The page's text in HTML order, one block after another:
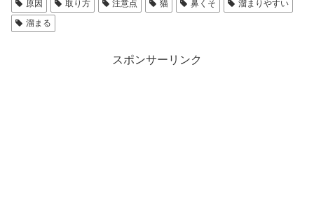
原因 取り方 注意点 猫 鼻くそ
溜まりやすい
溜まる
スポンサーリンク